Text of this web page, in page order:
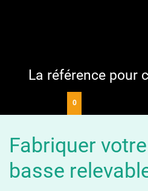
La référence pour
Fabriquer
basse
0